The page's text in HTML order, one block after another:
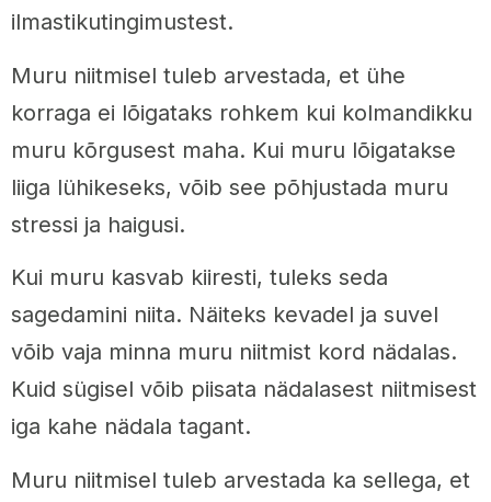
ilmastikutingimustest.
Muru niitmisel tuleb arvestada, et ühe
korraga ei lõigataks rohkem kui kolmandikku
muru kõrgusest maha. Kui muru lõigatakse
liiga lühikeseks, võib see põhjustada muru
stressi ja haigusi.
Kui muru kasvab kiiresti, tuleks seda
sagedamini niita. Näiteks kevadel ja suvel
võib vaja minna muru niitmist kord nädalas.
Kuid sügisel võib piisata nädalasest niitmisest
iga kahe nädala tagant.
Muru niitmisel tuleb arvestada ka sellega, et